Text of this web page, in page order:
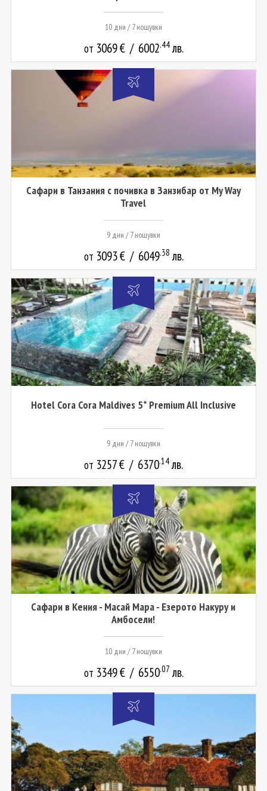
10 дни / 7 нощувки
от 3069€ / 6002.44 лв.
Сафари в Танзания с почивка в Занзибар от My Way
Travel
9 дни / 7 нощувки
от 3093€ / 6049.38 лв.
Hotel Cora Cora Maldives 5* Premium All Inclusive
9 дни / 7 нощувки
от 3257€ / 6370.14 лв.
Сафари в Кения - Масай Мара - Езерото Накуру и
Амбосели!
10 дни / 7 нощувки
от 3349€ / 6550.07 лв.